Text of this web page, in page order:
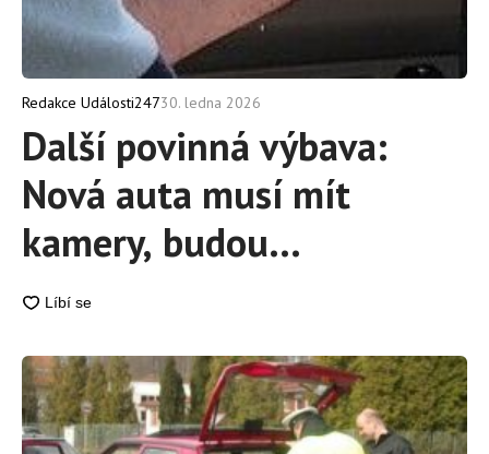
Redakce Události24730. ledna 2026
Další povinná výbava:
Nová auta musí mít
kamery, budou
kontrolovat chování řidičů